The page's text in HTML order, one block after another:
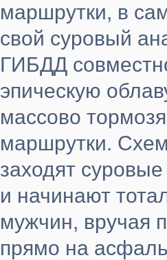
маршрутки, в
свой суровый
ГИБДД
эпическую
массово
маршрутки.
заходят
и начинают
мужчин, вручая
прямо на